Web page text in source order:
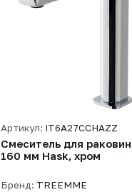
Артикул: IT6A27CCHAZZ
Смеситель для
160 мм Hask, хром
Бренд: TREEMME